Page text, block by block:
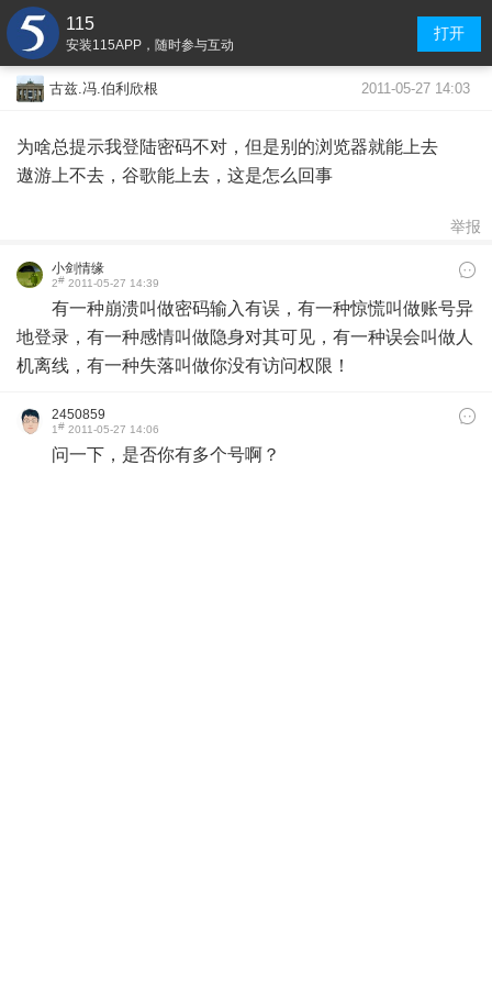
115
安装115APP，随时参与互动
打开
古兹.冯.伯利欣根 2011-05-27 14:03
为啥总提示我登陆密码不对，但是别的浏览器就能上去
遨游上不去，谷歌能上去，这是怎么回事
举报
小剑情缘
2# 2011-05-27 14:39
有一种崩溃叫做密码输入有误，有一种惊慌叫做账号异
地登录，有一种感情叫做隐身对其可见，有一种误会叫做人
机离线，有一种失落叫做你没有访问权限！
2450859
1# 2011-05-27 14:06
问一下，是否你有多个号啊？